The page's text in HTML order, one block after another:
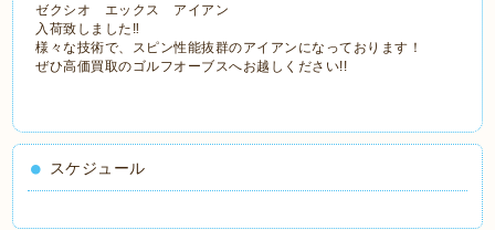
ゼクシオ エックス アイアン
入荷致しました‼
様々な技術で、スピン性能抜群のアイアンになっております！
ぜひ高価買取のゴルフオーブスへお越しください!!
スケジュール